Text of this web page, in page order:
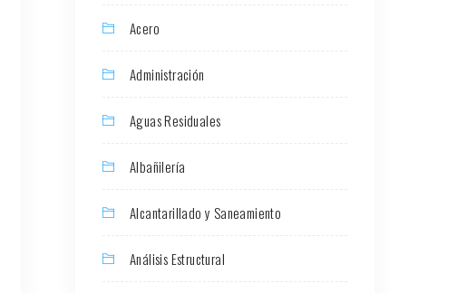
Acero
Administración
Aguas Residuales
Albañilería
Alcantarillado y Saneamiento
Análisis Estructural